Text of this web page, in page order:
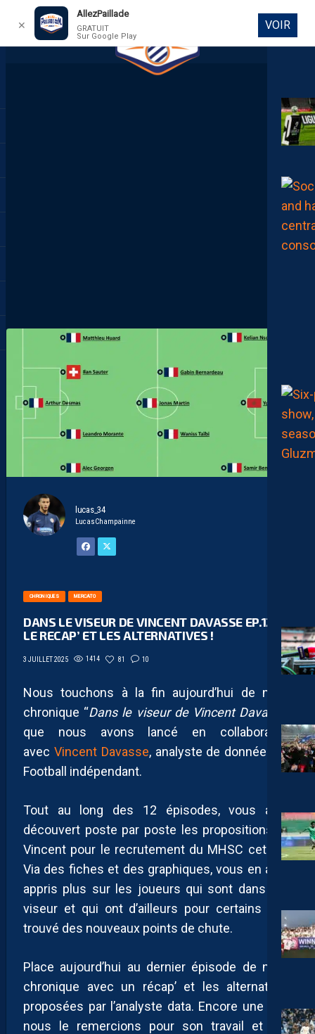
DIRECT
lucas_34
LucasChampainne
CHRONIQUES MERCATO
DANS LE VISEUR DE VINCENT DAVASSE EP.12 :
LE RECAP’ ET LES ALTERNATIVES !
3 JUILLET 2025 1414 81 10
Nous touchons à la fin aujourd’hui de notre
chronique “Dans le viseur de Vincent Davasse
que nous avons lancé en collaboration
avec Vincent Davasse, analyste de données de
Football indépendant.
Tout au long des 12 épisodes, vous avez
découvert poste par poste les propositions de
Vincent pour le recrutement du MHSC cet été.
Via des fiches et des graphiques, vous en avez
appris plus sur les joueurs qui sont dans son
viseur et qui ont d’ailleurs pour certains déjà
trouvé des nouveaux points de chute.
Place aujourd’hui au dernier épisode de notre
chronique avec un récap’ et les alternatives
proposées par l’analyste data. Encore une fois,
nous le remercions pour son travail et son
✕
AllezPaillade
GRATUIT
Sur Google Play
VOIR